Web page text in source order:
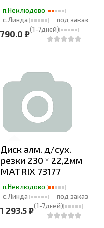
п.Неклюдово
с.Линда
под заказ
(1-7дней)
790.0 ₽
Диск алм. д/сух.
резки 230 * 22,2мм
MATRIX 73177
п.Неклюдово
с.Линда
под заказ
(1-7дней)
1 293.5 ₽